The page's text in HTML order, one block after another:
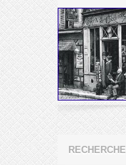
RECHERCHE